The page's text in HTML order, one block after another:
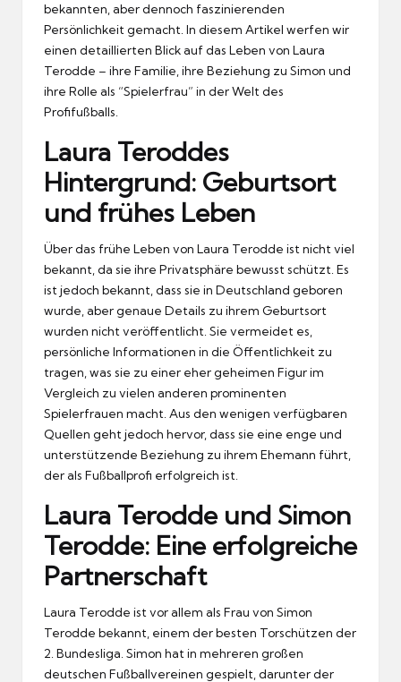
bekannten, aber dennoch faszinierenden
Persönlichkeit gemacht. In diesem Artikel werfen wir
einen detaillierten Blick auf das Leben von Laura
Terodde – ihre Familie, ihre Beziehung zu Simon und
ihre Rolle als “Spielerfrau” in der Welt des
Profifußballs.
Laura Teroddes
Hintergrund: Geburtsort
und frühes Leben
Über das frühe Leben von Laura Terodde ist nicht viel
bekannt, da sie ihre Privatsphäre bewusst schützt. Es
ist jedoch bekannt, dass sie in Deutschland geboren
wurde, aber genaue Details zu ihrem Geburtsort
wurden nicht veröffentlicht. Sie vermeidet es,
persönliche Informationen in die Öffentlichkeit zu
tragen, was sie zu einer eher geheimen Figur im
Vergleich zu vielen anderen prominenten
Spielerfrauen macht. Aus den wenigen verfügbaren
Quellen geht jedoch hervor, dass sie eine enge und
unterstützende Beziehung zu ihrem Ehemann führt,
der als Fußballprofi erfolgreich ist.
Laura Terodde und Simon
Terodde: Eine erfolgreiche
Partnerschaft
Laura Terodde ist vor allem als Frau von Simon
Terodde bekannt, einem der besten Torschützen der
2. Bundesliga. Simon hat in mehreren großen
deutschen Fußballvereinen gespielt, darunter der